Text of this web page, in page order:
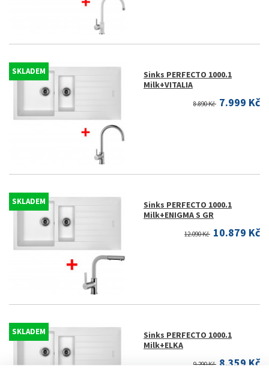
SKLADEM
Sinks PERFECTO 1000.1
Milk+VITALIA
8.890 Kč 7.999 Kč
SKLADEM
Sinks PERFECTO 1000.1
Milk+ENIGMA S GR
12.090 Kč 10.879 Kč
SKLADEM
Sinks PERFECTO 1000.1
Milk+ELKA
9.290 Kč 8.359 Kč